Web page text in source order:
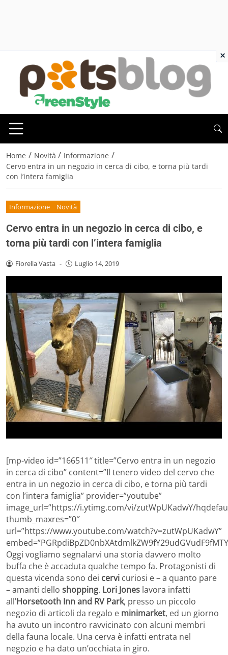
Home / Novità / Informazione /
Cervo entra in un negozio in cerca di cibo, e torna più tardi
con l’intera famiglia
Informazione Novità
Cervo entra in un negozio in cerca di cibo, e
torna più tardi con l’intera famiglia
Fiorella Vasta - Luglio 14, 2019
[mp-video id=”166511″ title=”Cervo entra in un negozio
in cerca di cibo” content=”Il tenero video del cervo che
entra in un negozio in cerca di cibo, e torna più tardi
con l’intera famiglia” provider=”youtube”
image_url=”https://i.ytimg.com/vi/zutWpUKadwY/
thumb_maxres=”0″
url=”https://www.youtube.com/watch?v=zutWpUKadwY”
Oggi vogliamo segnalarvi una storia davvero molto
buffa che è accaduta qualche tempo fa. Protagonisti di
questa vicenda sono dei cervi curiosi e – a quanto pare
– amanti dello shopping. Lori Jones lavora infatti
all’Horsetooth Inn and RV Park, presso un piccolo
negozio di articoli da regalo e minimarket, ed un giorno
ha avuto un incontro ravvicinato con alcuni membri
della fauna locale. Una cerva è infatti entrata nel
negozio e ha dato un’occhiata in giro.
×